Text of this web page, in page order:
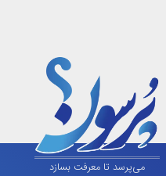
می‌پرسد تا معرفت بسازد